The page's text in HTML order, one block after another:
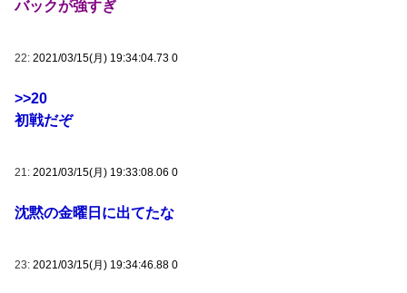
バックが強すぎ
22: 2021/03/15(月) 19:34:04.73 0
>>20
初戦だぞ
21: 2021/03/15(月) 19:33:08.06 0
沈黙の金曜日に出てたな
23: 2021/03/15(月) 19:34:46.88 0